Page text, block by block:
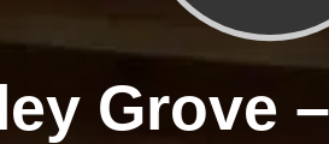
Grove